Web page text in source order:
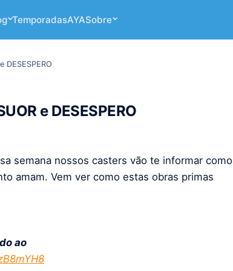
TemporadasAYASobre
DESESPERO
e DESESPERO
semana nossos casters vão te informar como
amam. Vem ver como estas obras primas
ao